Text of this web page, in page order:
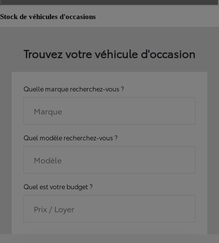
Stock de véhicules d'occasions
Trouvez votre véhicule d'occasion
Quelle marque recherchez-vous ?
Marque
Quel modèle recherchez-vous ?
Modèle
Quel est votre budget ?
Prix / Loyer